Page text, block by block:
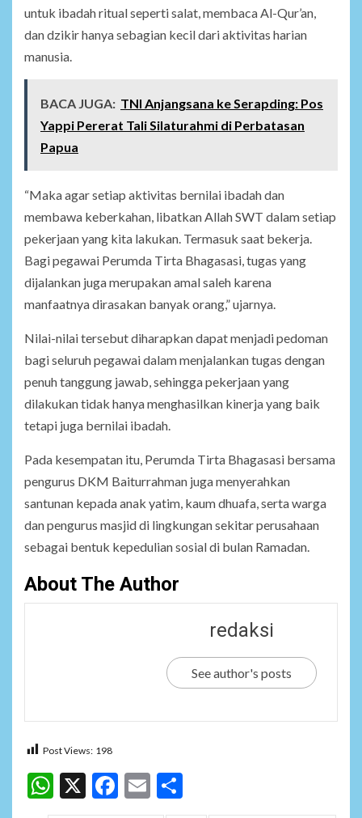
untuk ibadah ritual seperti salat, membaca Al-Qur’an,
dan dzikir hanya sebagian kecil dari aktivitas harian
manusia.
BACA JUGA: TNI Anjangsana ke Serapding: Pos
Yappi Pererat Tali Silaturahmi di Perbatasan
Papua
“Maka agar setiap aktivitas bernilai ibadah dan
membawa keberkahan, libatkan Allah SWT dalam setiap
pekerjaan yang kita lakukan. Termasuk saat bekerja.
Bagi pegawai Perumda Tirta Bhagasasi, tugas yang
dijalankan juga merupakan amal saleh karena
manfaatnya dirasakan banyak orang,” ujarnya.
Nilai-nilai tersebut diharapkan dapat menjadi pedoman
bagi seluruh pegawai dalam menjalankan tugas dengan
penuh tanggung jawab, sehingga pekerjaan yang
dilakukan tidak hanya menghasilkan kinerja yang baik
tetapi juga bernilai ibadah.
Pada kesempatan itu, Perumda Tirta Bhagasasi bersama
pengurus DKM Baiturrahman juga menyerahkan
santunan kepada anak yatim, kaum dhuafa, serta warga
dan pengurus masjid di lingkungan sekitar perusahaan
sebagai bentuk kepedulian sosial di bulan Ramadan.
About The Author
redaksi
See author's posts
Post Views: 198
WhatsApp
X Facebook
Email